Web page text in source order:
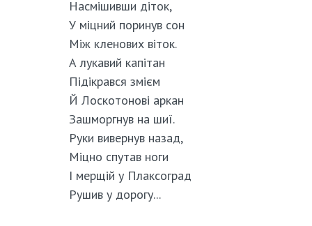
Насмішивши діток,
У міцний поринув сон
Між кленових віток.
А лукавий капітан
Підікрався змієм
Й Лоскотонові аркан
Зашморгнув на шиї.
Руки вивернув назад,
Міцно спутав ноги
І мерщій у Плаксоград
Рушив у дорогу...